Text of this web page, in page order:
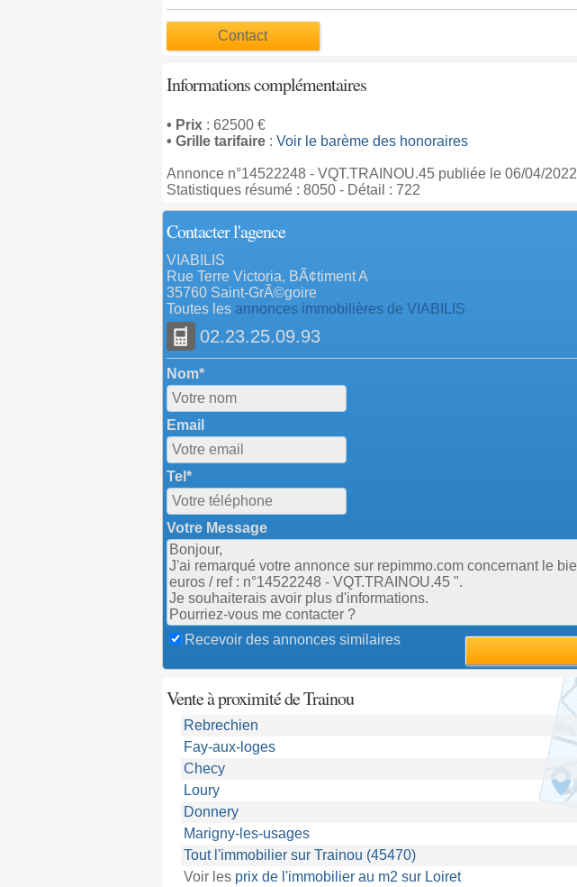
Contact
Informations complémentaires
• Prix : 62500 €
• Grille tarifaire : Voir le barème des honoraires
Annonce n°14522248 - VQT.TRAINOU.45 publiée le 06/04/2022
Statistiques résumé : 8050 - Détail : 722
Contacter l'agence
VIABILIS
Rue Terre Victoria, BÃ¢timent A
35760 Saint-GrÃ©goire
Toutes les annonces immobilières de VIABILIS
02.23.25.09.93
Nom*
Email
Tel*
Votre Message
Recevoir des annonces similaires
Vente à proximité de Trainou
Rebrechien
Fay-aux-loges
Checy
Loury
Donnery
Marigny-les-usages
Tout l'immobilier sur Trainou (45470)
Voir les prix de l'immobilier au m2 sur Loiret